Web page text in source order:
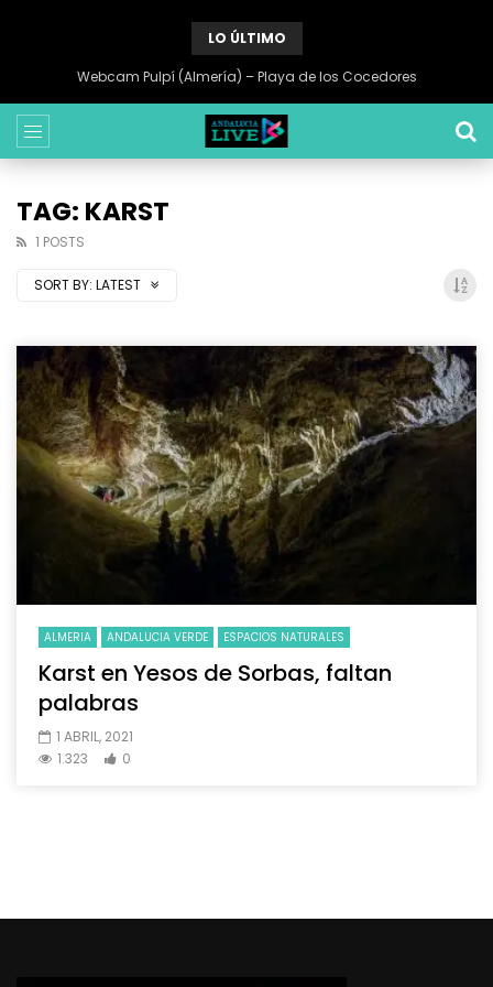
LO ÚLTIMO
Webcam Pulpí (Almería) – Playa de los Cocedores
TAG: KARST
1 POSTS
SORT BY: LATEST
ALMERIA ANDALUCIA VERDE ESPACIOS NATURALES
Karst en Yesos de Sorbas, faltan
palabras
1 ABRIL, 2021
1.323
0